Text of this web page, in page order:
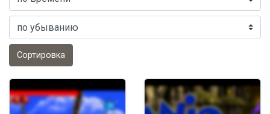
Сортировка